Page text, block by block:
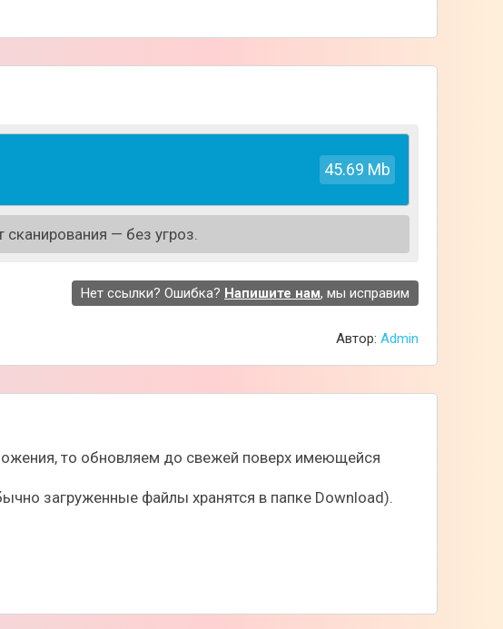
45.69 Mb
— без угроз.
Нет ссылки? Ошибка? Напишите нам, мы исправим
Автор: Admin
то обновляем до свежей поверх имеющейся
загруженные файлы хранятся в папке Download).